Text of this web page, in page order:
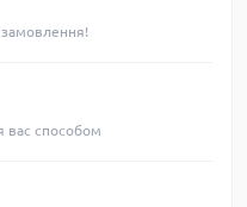
вас способом